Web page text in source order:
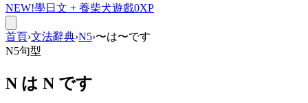
NEW!學日文 + 養柴犬遊戲0XP
首頁›文法辭典›N5›〜は〜です
N5句型
N は N です